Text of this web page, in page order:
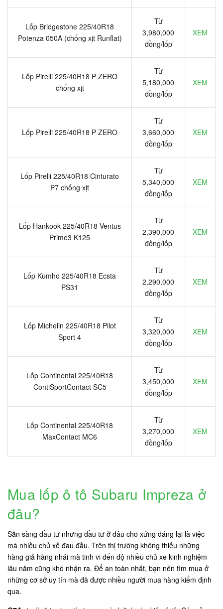
Lốp Bridgestone 225/40R18
Potenza 050A (chống xịt Runflat)
Từ
3,980,000
đồng/lốp
XEM
Lốp Pirelli 225/40R18 P ZERO
chống xịt
Từ
5,180,000
đồng/lốp
XEM
Lốp Pirelli 225/40R18 P ZERO
Từ
3,660,000
đồng/lốp
XEM
Lốp Pirelli 225/40R18 Cinturato
P7 chống xịt
Từ
5,340,000
đồng/lốp
XEM
Lốp Hankook 225/40R18 Ventus
Prime3 K125
Từ
2,390,000
đồng/lốp
XEM
Lốp Kumho 225/40R18 Ecsta
PS31
Từ
2,290,000
đồng/lốp
XEM
Lốp Michelin 225/40R18 Pilot
Sport 4
Từ
3,320,000
đồng/lốp
XEM
Lốp Continental 225/40R18
ContiSportContact SC5
Từ
3,450,000
đồng/lốp
XEM
Lốp Continental 225/40R18
MaxContact MC6
Từ
3,270,000
đồng/lốp
XEM
Mua lốp ô tô Subaru Impreza ở
đâu?
Sẵn sàng đầu tư nhưng đầu tư ở đâu cho xứng đáng lại là việc
mà nhiều chủ xế đau đầu. Trên thị trường không thiếu những
hàng giả hàng nhái mà tinh vi đến độ nhiều chủ xe kinh nghiệm
lâu năm cũng khó nhận ra. Để an toàn nhất, bạn nên tìm mua ở
những cơ sở uy tín mà đã được nhiều người mua hàng kiểm định
qua.